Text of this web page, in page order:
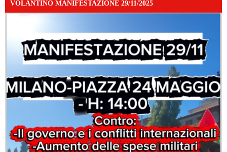
VOLANTINO MANIFESTAZIONE 29/11/2025